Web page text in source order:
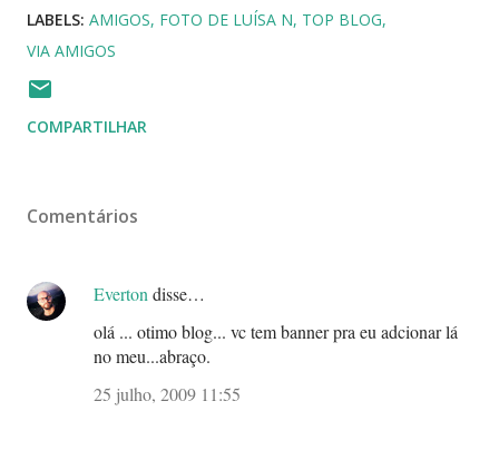
LABELS: AMIGOS FOTO DE LUÍSA N TOP BLOG
VIA AMIGOS
COMPARTILHAR
Comentários
Evertondisse…
olá ... otimo blog... vc tem banner pra eu adcionar lá
no meu...abraço.
25 julho, 2009 11:55